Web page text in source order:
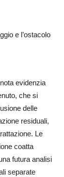
e l’ostacolo
evidenzia
che si
delle
residuali,
Le
coatta
futura analisi
separate